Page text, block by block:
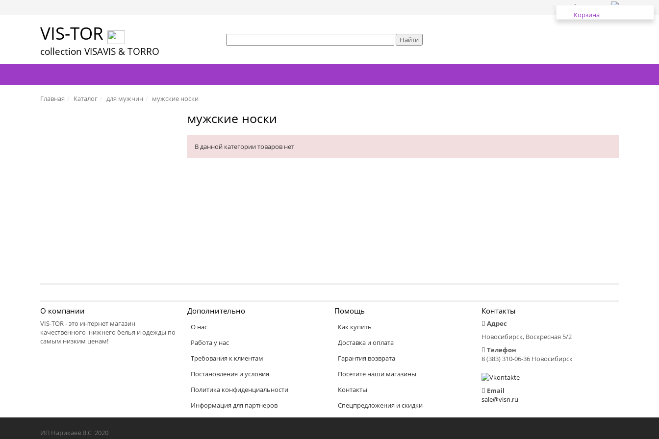
Избранное
VIS-TOR
collection VISAVIS & TORRO
Корзина
Главная Каталог для мужчин мужские носки
мужские носки
В данной категории товаров нет
О компании
VIS-TOR - это интернет магазин
качественного нижнего белья и одежды по
самым низким ценам!
Дополнительно
О нас
Работа у нас
Требования к клиентам
Постановления и условия
Политика конфиденциальности
Информация для партнеров
Помощь
Как купить
Доставка и оплата
Гарантия возврата
Посетите наши магазины
Контакты
Спецпредложения и скидки
Контакты
Адрес
Новосибирск, Воскресная 5/2
Телефон
8 (383) 310-06-36 Новосибирск
Email
sale@visn.ru
ИП Нарикаев В.С 2020